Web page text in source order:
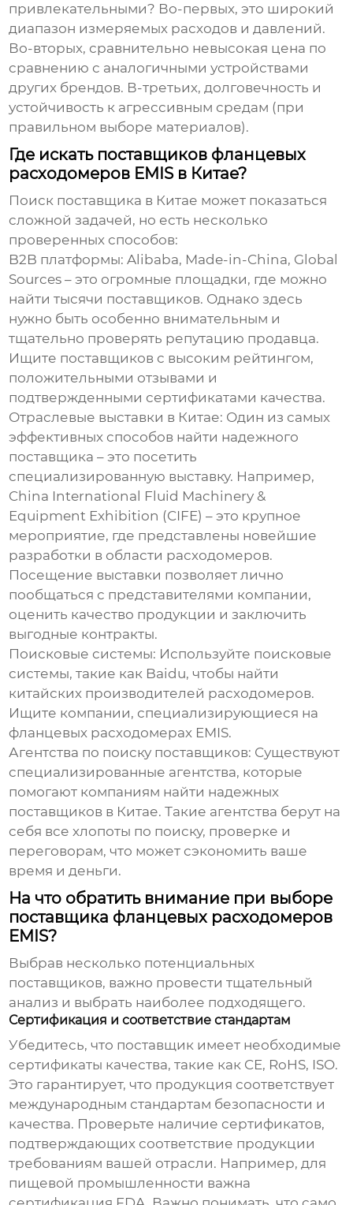
привлекательными? Во-первых, это широкий
диапазон измеряемых расходов и давлений.
Во-вторых, сравнительно невысокая цена по
сравнению с аналогичными устройствами
других брендов. В-третьих, долговечность и
устойчивость к агрессивным средам (при
правильном выборе материалов).
Где искать поставщиков фланцевых
расходомеров EMIS в Китае?
Поиск поставщика в Китае может показаться
сложной задачей, но есть несколько
проверенных способов:
B2B платформы: Alibaba, Made-in-China, Global
Sources – это огромные площадки, где можно
найти тысячи поставщиков. Однако здесь
нужно быть особенно внимательным и
тщательно проверять репутацию продавца.
Ищите поставщиков с высоким рейтингом,
положительными отзывами и
подтвержденными сертификатами качества.
Отраслевые выставки в Китае: Один из самых
эффективных способов найти надежного
поставщика – это посетить
специализированную выставку. Например,
China International Fluid Machinery &
Equipment Exhibition (CIFE) – это крупное
мероприятие, где представлены новейшие
разработки в области расходомеров.
Посещение выставки позволяет лично
пообщаться с представителями компании,
оценить качество продукции и заключить
выгодные контракты.
Поисковые системы: Используйте поисковые
системы, такие как Baidu, чтобы найти
китайских производителей расходомеров.
Ищите компании, специализирующиеся на
фланцевых расходомерах EMIS.
Агентства по поиску поставщиков: Существуют
специализированные агентства, которые
помогают компаниям найти надежных
поставщиков в Китае. Такие агентства берут на
себя все хлопоты по поиску, проверке и
переговорам, что может сэкономить ваше
время и деньги.
На что обратить внимание при выборе
поставщика фланцевых расходомеров
EMIS?
Выбрав несколько потенциальных
поставщиков, важно провести тщательный
анализ и выбрать наиболее подходящего.
Сертификация и соответствие стандартам
Убедитесь, что поставщик имеет необходимые
сертификаты качества, такие как CE, RoHS, ISO.
Это гарантирует, что продукция соответствует
международным стандартам безопасности и
качества. Проверьте наличие сертификатов,
подтверждающих соответствие продукции
требованиям вашей отрасли. Например, для
пищевой промышленности важна